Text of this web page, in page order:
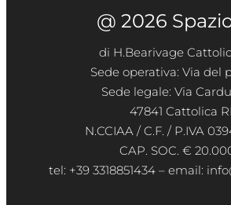
@ 2026
di H.Bearivage
Sede operativa: Via del
Sede legale: Via
47841 Cattolica
N.CCIAA / C.F. / P.IVA
CAP. SOC. €
tel: +39 3318851434 – email: